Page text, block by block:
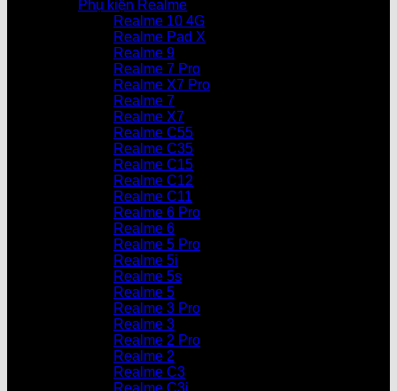
Phụ kiện Realme
Realme 10 4G
Realme Pad X
Realme 9
Realme 7 Pro
Realme X7 Pro
Realme 7
Realme X7
Realme C55
Realme C35
Realme C15
Realme C12
Realme C11
Realme 6 Pro
Realme 6
Realme 5 Pro
Realme 5i
Realme 5s
Realme 5
Realme 3 Pro
Realme 3
Realme 2 Pro
Realme 2
Realme C3
Realme C3i